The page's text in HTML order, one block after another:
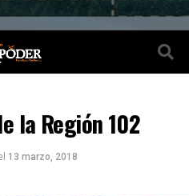
la Región 102
13 marzo, 2018